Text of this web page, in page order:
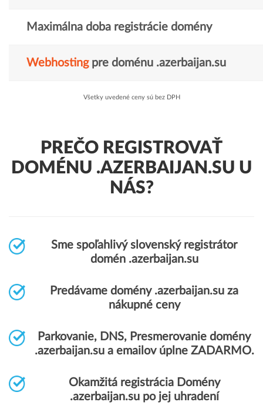
Maximálna doba registrácie domény
Webhostingpre doménu .azerbaijan.su
Všetky uvedené ceny sú bez DPH
PREČO REGISTROVAŤ
DOMÉNU .AZERBAIJAN.SU U
NÁS?
Sme spoľahlivý slovenský registrátor
domén .azerbaijan.su
Predávame domény .azerbaijan.su za
nákupné ceny
Parkovanie, DNS, Presmerovanie domény
.azerbaijan.su a emailov úplne ZADARMO.
Okamžitá registrácia Domény
.azerbaijan.su po jej uhradení